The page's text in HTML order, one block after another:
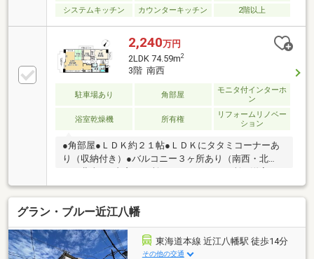
システムキッチン
カウンターキッチン 2階以上
2,240万円
2LDK 74.59m2
3階 南西
駐車場あり 角部屋
モニタ付インターホ
ン
浴室乾燥機 所有権
リフォームリノベー
ション
●角部屋●ＬＤＫ約２１帖●ＬＤＫにタタミコーナーあ
り（収納付き）●バルコニー３ヶ所あり（南西・北
帖１ヶ所）●令和３年１月／給湯器交換済み●平成２９
年７月／ガスコンロ・レンジフード交換済み●平成１
９年２月／風呂・トイレ交換済み●平成１３年３月／
ＬＤＫ拡張、下駄箱交換、建具交換済み（ＬＤＫ・各
居室）●ＪＲ近江八幡駅まで歩５分●イオン近江八幡ま
で歩４分■バルコニー/南西側約８．４４平米、北西側
グラン・ブルー近江八幡
東海道本線 近江八幡駅 徒歩14分
その他の交通